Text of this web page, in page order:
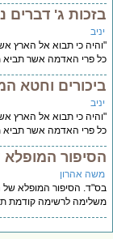
ג' דברים
כי תבוא אל הארץ אשר
פרי האדמה אשר תביא
וחטא
כי תבוא אל הארץ אשר
פרי האדמה אשר תביא
המופלא
אהרון
הסיפור המופלא של ה
לרשימה קודמת תחת